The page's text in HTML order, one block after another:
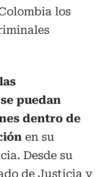
los
las
puedan
dentro de
en su
Desde su
de Justicia y